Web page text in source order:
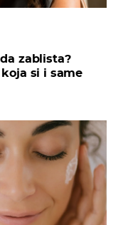
zablista?
si i same